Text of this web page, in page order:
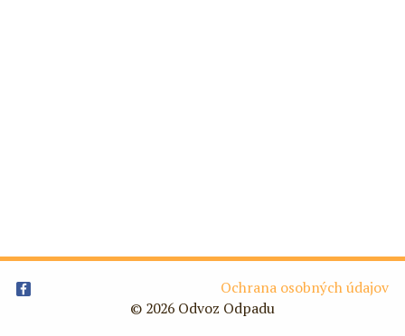
Ochrana osobných údajov
© 2026 Odvoz Odpadu